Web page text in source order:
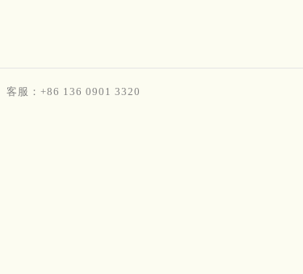
客服：+86 136 0901 3320